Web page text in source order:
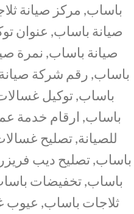
باساب, مركز صيانة
صيانة باساب, عنوان
صيانة باساب, نمرة
باساب, رقم شركة
باساب, توكيل
باساب, ارقام خدمة
للصيانة, تصليح
باساب, تصليح ديب
باساب, تخفيضات
ثلاجات باساب, عيوب